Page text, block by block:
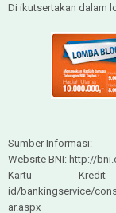
Di ikutsertakan dalam
Sumber Informasi:
Website BNI: http://
Kartu
id/bankingservice/
ar.aspx